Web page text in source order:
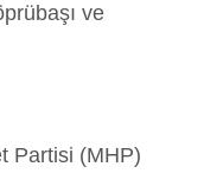
ve
Partisi (MHP)